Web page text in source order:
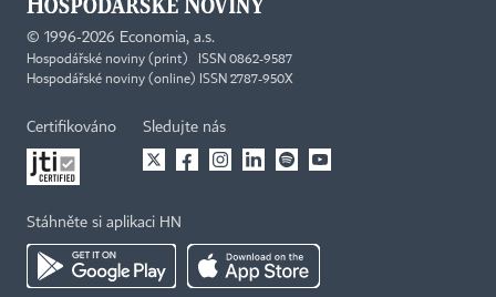
© 1996-2026 Economia, a.s.
Hospodářské noviny (print) ISSN 0862-9587
Hospodářské noviny (online) ISSN 2787-950X
Certifikováno Sledujte nás
Stáhněte si aplikaci HN